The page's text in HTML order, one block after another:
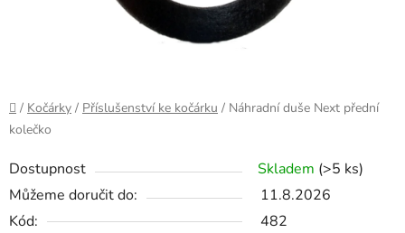
Domů
/ Kočárky / Příslušenství ke kočárku / Náhradní duše Next přední
kolečko
Dostupnost Skladem (>5 ks)
Můžeme doručit do:
11.8.2026
Kód:
482